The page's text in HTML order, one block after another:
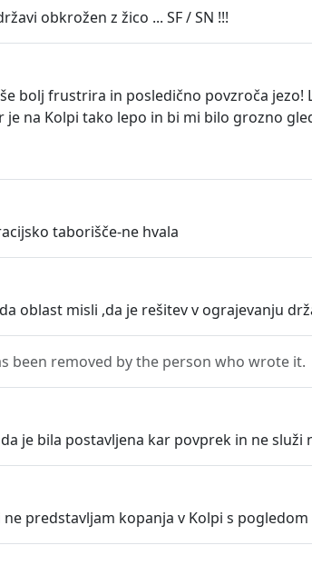
obkrožen z žico ... SF / SN !!!
bolj frustrira in posledično povzroča
je na Kolpi tako lepo in bi mi bilo grozno
taborišče-ne hvala
oblast misli ,da je rešitev v ograjevanju
been removed by the person who wrote it.
je bila postavljena kar povprek in ne služi
ne predstavljam kopanja v Kolpi s pogledom